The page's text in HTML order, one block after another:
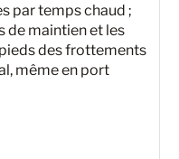
par temps chaud ;
de maintien et les
des frottements
même en port